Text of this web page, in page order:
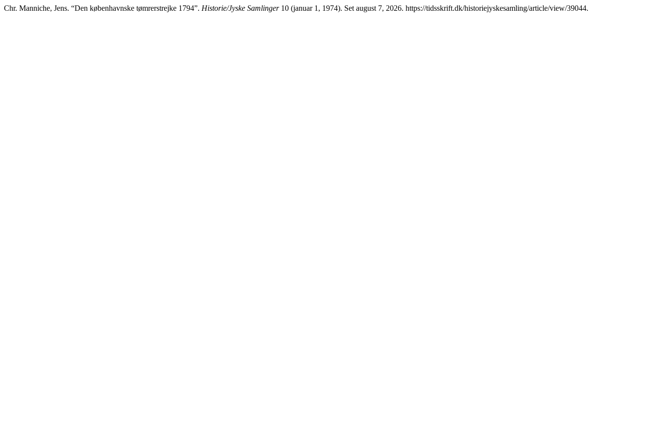
Chr. Manniche, Jens. “Den københavnske tømrerstrejke 1794”. Historie/Jyske Samlinger10 (januar 1, 1974). Set august 7, 2026. https://tidsskrift.dk/historiejyskesamling/article/view/39044.